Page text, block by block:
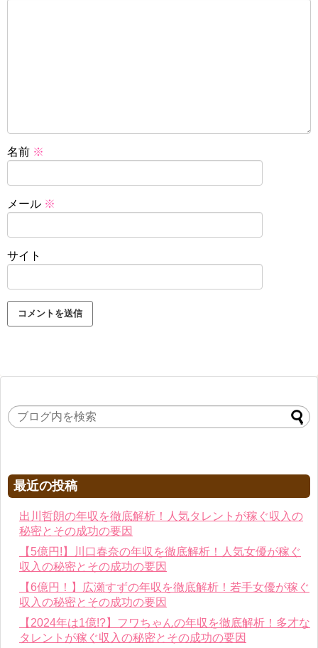
名前 ※
メール ※
サイト
最近の投稿
出川哲朗の年収を徹底解析！人気タレントが稼ぐ収入の
秘密とその成功の要因
【5億円!】川口春奈の年収を徹底解析！人気女優が稼ぐ
収入の秘密とその成功の要因
【6億円！】広瀬すずの年収を徹底解析！若手女優が稼ぐ
収入の秘密とその成功の要因
【2024年は1億!?】フワちゃんの年収を徹底解析！多才な
タレントが稼ぐ収入の秘密とその成功の要因